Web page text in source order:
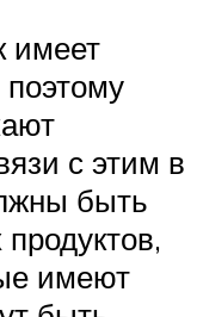
имеет
с этим в
быть
имеют